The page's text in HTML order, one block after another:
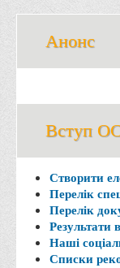
Рішення
Порядок
Правила
основі
Положення
випробувань
Вступникам з
Анонс
Вступ
Створити
Перелік
Перелік
Результати
Наші
Списки